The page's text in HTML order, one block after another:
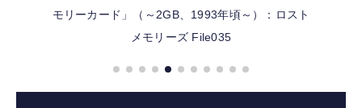
モリーカード」（～2GB、1993年頃～）：ロスト
メモリーズ File035